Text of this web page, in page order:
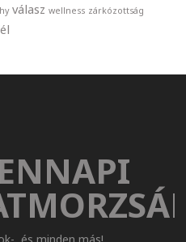
válasz wellness zárkózottság